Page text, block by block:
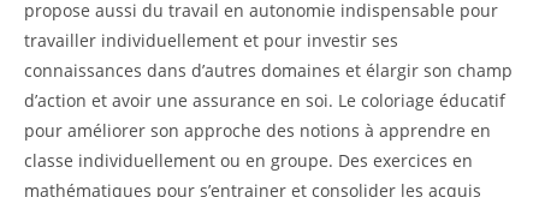
propose aussi du travail en autonomie indispensable pour
travailler individuellement et pour investir ses
connaissances dans d’autres domaines et élargir son champ
d’action et avoir une assurance en soi. Le coloriage éducatif
pour améliorer son approche des notions à apprendre en
classe individuellement ou en groupe. Des exercices en
mathématiques pour s’entrainer et consolider les acquis